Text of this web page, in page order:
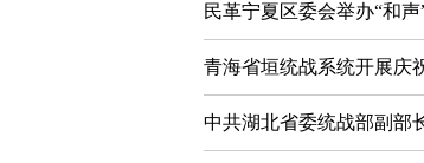
民革宁夏区委会举办“和声
青海省垣统战系统开展庆
中共湖北省委统战部副部